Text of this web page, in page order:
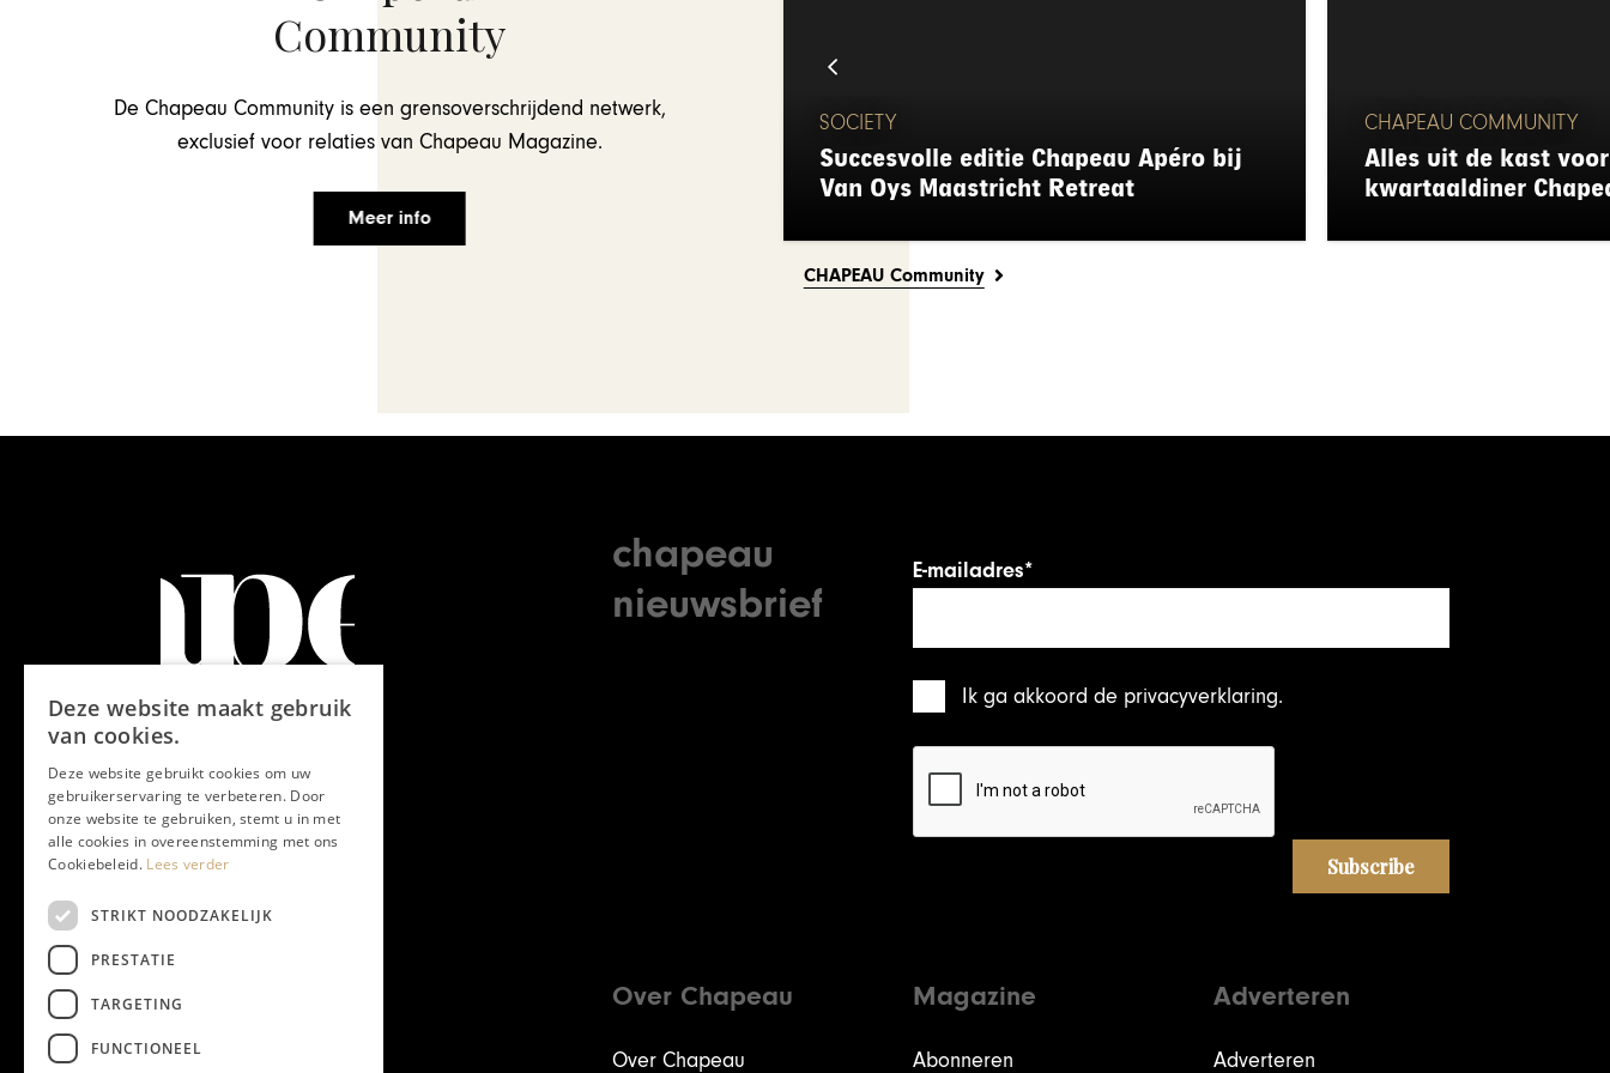
Community
De Chapeau Community is een grensoverschrijdend netwerk,
exclusief voor relaties van Chapeau Magazine.
Meer info
CHAPEAU COMMUNITY
Mooie herfstpresentatie Chapeau in
Houthalen
SOCIETY
Succesvolle editie Chapeau Apéro bij
Van Oys Maastricht Retreat
CHAPEAU COMMUNITY
Alles uit de kast
kwartaaldiner
CHAPEAU Community
chapeau
nieuwsbrief
E-mailadres*
Ik ga akkoord de privacyverklaring.
Over Chapeau
Over Chapeau
Magazine
Abonneren
Adverteren
Adverteren
Deze website maakt gebruik
van cookies.
Deze website gebruikt cookies om uw
gebruikerservaring te verbeteren. Door
onze website te gebruiken, stemt u in met
alle cookies in overeenstemming met ons
Cookiebeleid. Lees verder
STRIKT NOODZAKELIJK
PRESTATIE
TARGETING
FUNCTIONEEL